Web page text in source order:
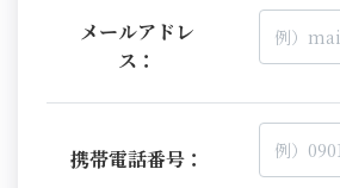
メールアドレ
ス：
携帯電話番号：